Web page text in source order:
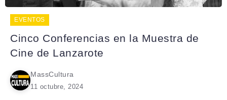
EVENTOS
Cinco Conferencias en la Muestra de
Cine de Lanzarote
MassCultura
11 octubre, 2024